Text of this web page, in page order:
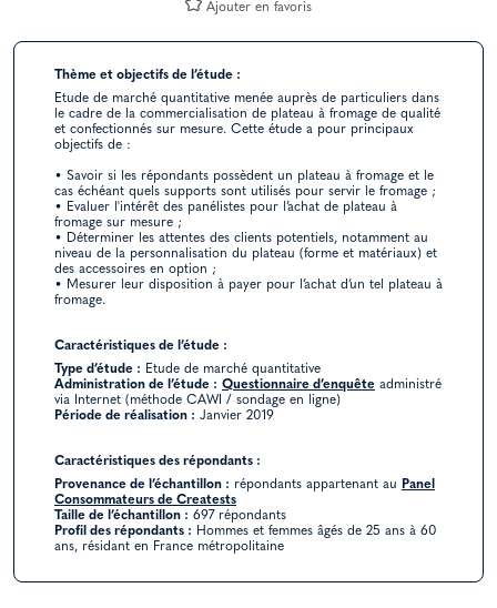
Ajouter en favoris
Thème et objectifs de l’étude :
Etude de marché quantitative menée auprès de particuliers dans
le cadre de la commercialisation de plateau à fromage de qualité
et confectionnés sur mesure. Cette étude a pour principaux
objectifs de :
• Savoir si les répondants possèdent un plateau à fromage et le
cas échéant quels supports sont utilisés pour servir le fromage ;
• Evaluer l'intérêt des panélistes pour l’achat de plateau à
fromage sur mesure ;
• Déterminer les attentes des clients potentiels, notamment au
niveau de la personnalisation du plateau (forme et matériaux) et
des accessoires en option ;
• Mesurer leur disposition à payer pour l’achat d’un tel plateau à
fromage.
Caractéristiques de l’étude :
Type d’étude : Etude de marché quantitative
Administration de l’étude : Questionnaire d’enquête administré
via Internet (méthode CAWI / sondage en ligne)
Période de réalisation : Janvier 2019
Caractéristiques des répondants :
Provenance de l’échantillon : répondants appartenant au Panel
Consommateurs de Creatests
Taille de l’échantillon : 697 répondants
Profil des répondants : Hommes et femmes âgés de 25 ans à 60
ans, résidant en France métropolitaine